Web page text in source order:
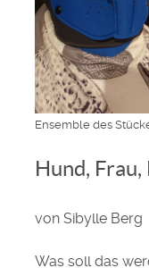
Ensemble des
Hund, Frau,
von Sibylle Berg
Was soll das